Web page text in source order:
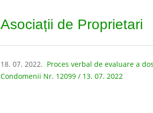
Asociații de Proprietari
18. 07. 2022. Proces verbal de evaluare a
Condomenii Nr. 12099 / 13. 07. 2022